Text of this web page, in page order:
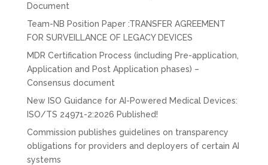
Document
Team-NB Position Paper :TRANSFER AGREEMENT
FOR SURVEILLANCE OF LEGACY DEVICES
MDR Certification Process (including Pre-application,
Application and Post Application phases) –
Consensus document
New ISO Guidance for AI-Powered Medical Devices:
ISO/TS 24971-2:2026 Published!
Commission publishes guidelines on transparency
obligations for providers and deployers of certain AI
systems